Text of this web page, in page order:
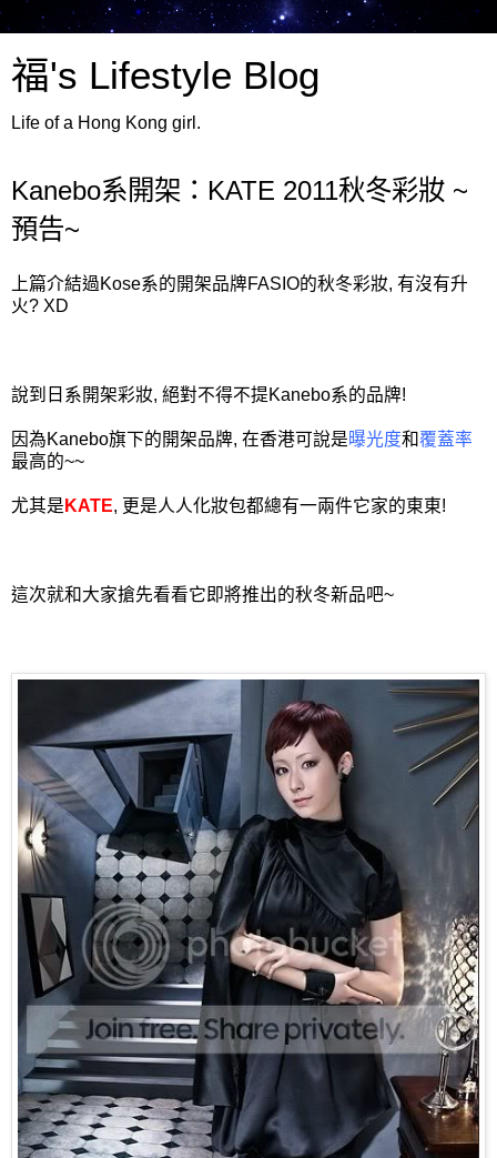
福's Lifestyle Blog
Life of a Hong Kong girl.
Kanebo系開架：KATE 2011秋冬彩妝 ~
預告~
上篇介結過Kose系的開架品牌FASIO的秋冬彩妝, 有沒有升
火? XD
說到日系開架彩妝, 絕對不得不提Kanebo系的品牌!
因為Kanebo旗下的開架品牌, 在香港可說是曝光度和覆蓋率
最高的~~
尤其是 KATE, 更是人人化妝包都總有一兩件它家的東東!
這次就和大家搶先看看它即將推出的秋冬新品吧~